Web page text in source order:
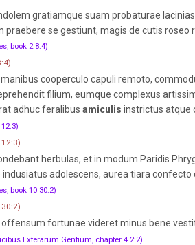
gratiamque suam probaturae
praebere se gestiunt, magis de cutis roseo
book 2 8:4)
manibus cooperculo capuli remoto,
filium, eumque complexus
adhuc feralibus amiculis instrictus atque
12:3)
herbulas, et in modum Paridis
adolescens, aurea tiara
book 10 30:2)
30:2)
fortunae videret minus bene
Exterarum Gentium, chapter 4 2:2)